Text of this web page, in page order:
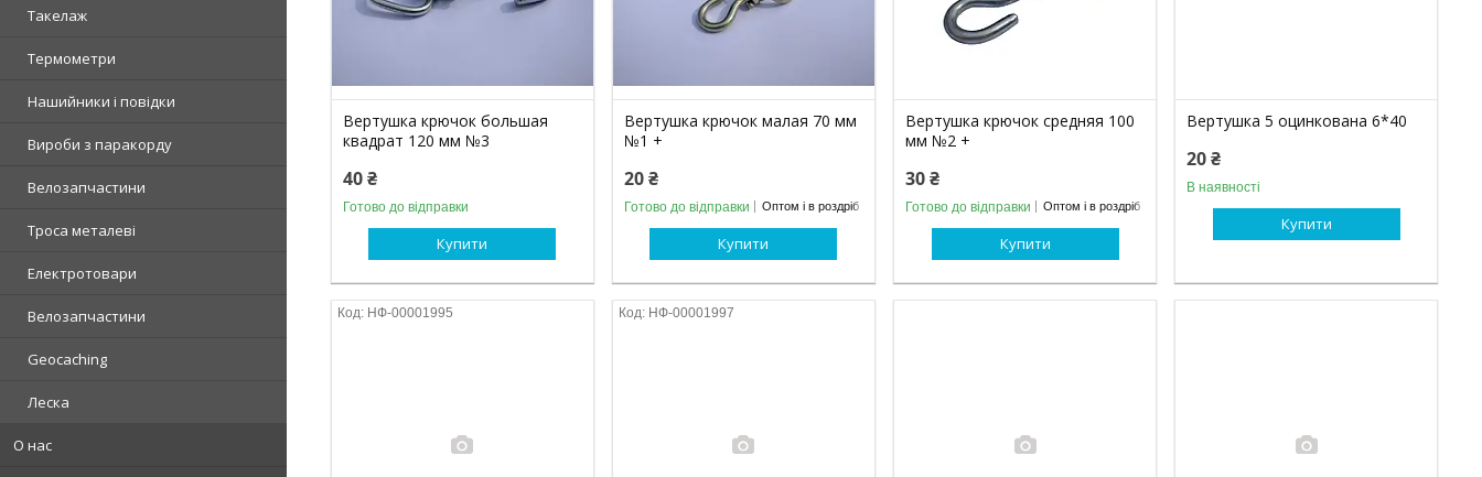
Такелаж
Термометри
Нашийники і повідки
Вироби з паракорду
Велозапчастини
Троса металеві
Електротовари
Велозапчастини
Geocaching
Леска
О нас
Вертушка крючок большая
квадрат 120 мм №3
40 ₴
Готово до відправки
Купити
Вертушка крючок малая 70 мм
№1 +
20 ₴
Готово до відправки Оптом і в роздріб
Купити
Вертушка крючок средняя 100
мм №2 +
30 ₴
Готово до відправки Оптом і в роздріб
Купити
Вертушка 5 оцинкована 6*40
20 ₴
В наявності
Купити
НФ-00001995 НФ-00001997